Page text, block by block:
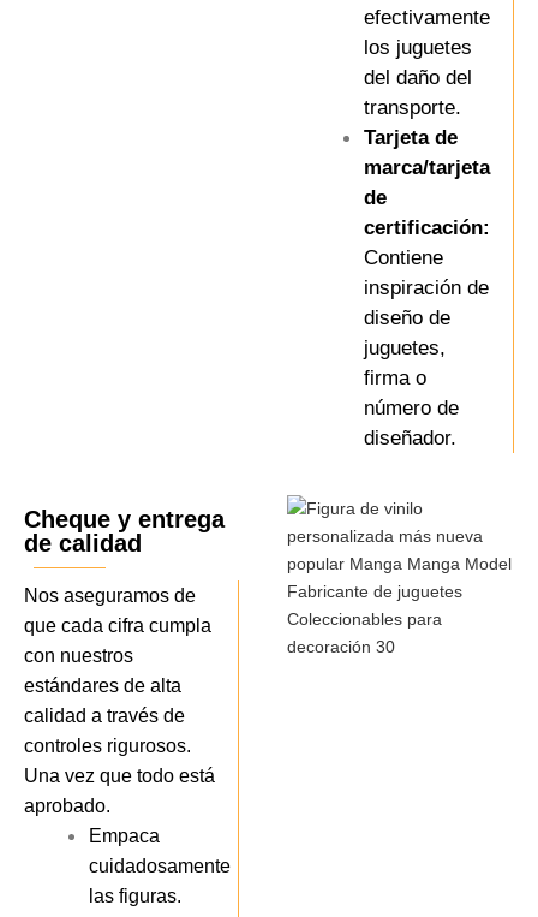
efectivamente
los juguetes
del daño del
transporte.
Tarjeta de
marca/tarjeta
de
certificación:
Contiene
inspiración de
diseño de
juguetes,
firma o
número de
diseñador.
Cheque y entrega
de calidad
Nos aseguramos de
que cada cifra cumpla
con nuestros
estándares de alta
calidad a través de
controles rigurosos.
Una vez que todo está
aprobado.
Empaca
cuidadosamente
las figuras.